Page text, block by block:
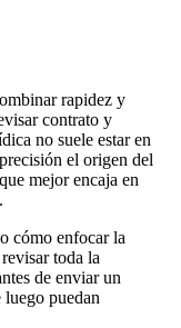
rapidez y
contrato y
no suele estar en
el origen del
mejor encaja en
cómo enfocar la
toda la
de enviar un
puedan